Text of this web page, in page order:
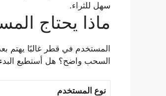
سهل للثراء.
ماذا يحتاج
المستخدم في قطر غالبًا
السحب واضح؟ هل أستطيع
نوع المستخدم